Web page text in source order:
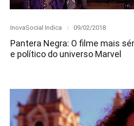
Category
InovaSocial Indica
Posted
09/02/2018
Pantera Negra: O filme mais
e político do universo Marvel